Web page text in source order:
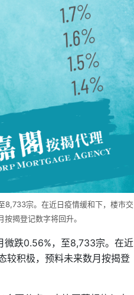
8,733宗。在近日疫情缓和下，楼市交
揭登记数字将回升。
微跌0.56%，至8,733宗。在近
较积极，预料未来数月按揭登